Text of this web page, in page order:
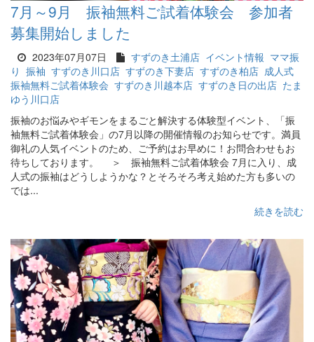
7月～9月 振袖無料ご試着体験会 参加者
募集開始しました
2023年07月07日 すずのき土浦店 イベント情報 ママ振
り 振袖 すずのき川口店 すずのき下妻店 すずのき柏店 成人式
振袖無料ご試着体験会 すずのき川越本店 すずのき日の出店 たま
ゆう川口店
振袖のお悩みやギモンをまるごと解決する体験型イベント、「振
袖無料ご試着体験会」の7月以降の開催情報のお知らせです。満員
御礼の人気イベントのため、ご予約はお早めに！お問合わせもお
待ちしております。 ＞ 振袖無料ご試着体験会 7月に入り、成
人式の振袖はどうしようかな？とそろそろ考え始めた方も多いの
では...
続きを読む